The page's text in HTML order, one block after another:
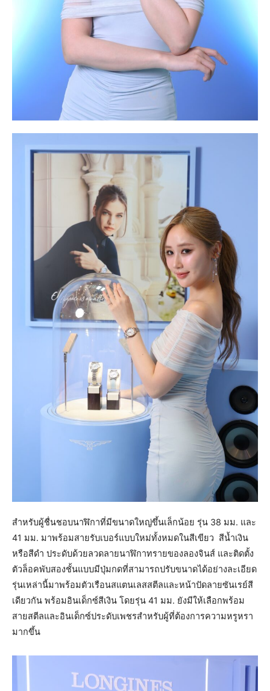
สำหรับผู้ชื่นชอบนาฬิกาที่มีขนาดใหญ่ขึ้นเล็กน้อย รุ่น 38 มม. และ
41 มม. มาพร้อมสายรับเบอร์แบบใหม่ทั้งหมดในสีเขียว สีน้ำเงิน
หรือสีดำ ประดับด้วยลวดลายนาฬิกาทรายของลองจินส์ และติดตั้ง
ตัวล็อคพับสองชั้นแบบมีปุ่มกดที่สามารถปรับขนาดได้อย่างละเอียด
รุ่นเหล่านี้มาพร้อมตัวเรือนสแตนเลสสตีลและหน้าปัดลายซันเรย์สี
เดียวกัน พร้อมอินเด็กซ์สีเงิน โดยรุ่น 41 มม. ยังมีให้เลือกพร้อม
สายสตีลและอินเด็กซ์ประดับเพชรสำหรับผู้ที่ต้องการความหรูหรา
มากขึ้น